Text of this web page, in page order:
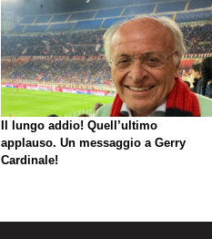
Il lungo addio! Quell’ultimo
applauso. Un messaggio a Gerry
Cardinale!